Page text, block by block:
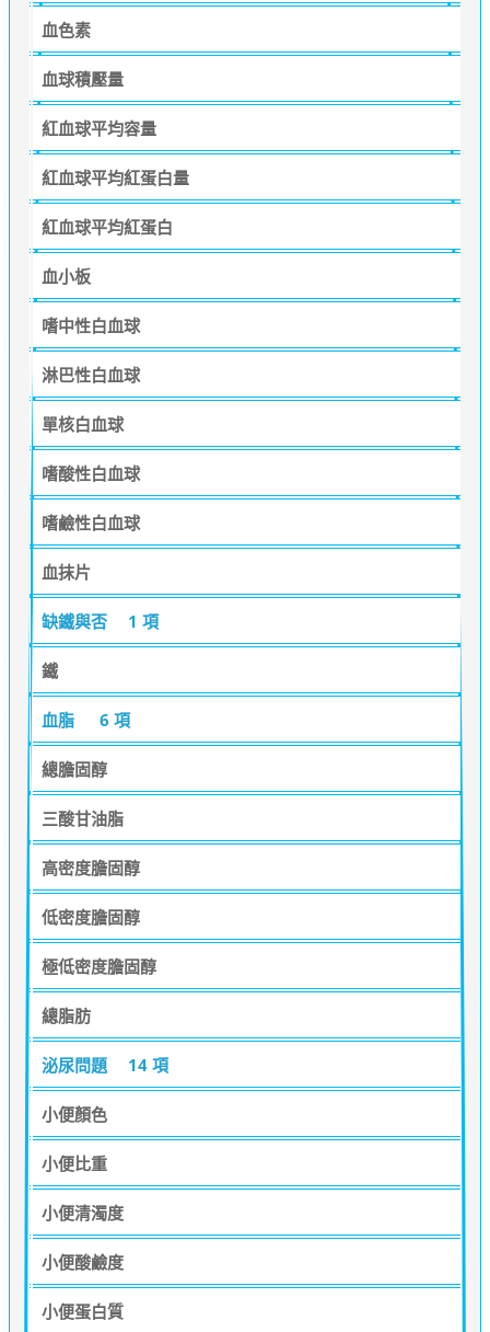
血色素
血球積壓量
紅血球平均容量
紅血球平均紅蛋白量
紅血球平均紅蛋白
血小板
嗜中性白血球
淋巴性白血球
單核白血球
嗜酸性白血球
嗜鹼性白血球
血抹片
缺鐵與否 1 項
鐵
血脂 6 項
總膽固醇
三酸甘油脂
高密度膽固醇
低密度膽固醇
極低密度膽固醇
總脂肪
泌尿問題 14 項
小便顏色
小便比重
小便清濁度
小便酸鹼度
小便蛋白質